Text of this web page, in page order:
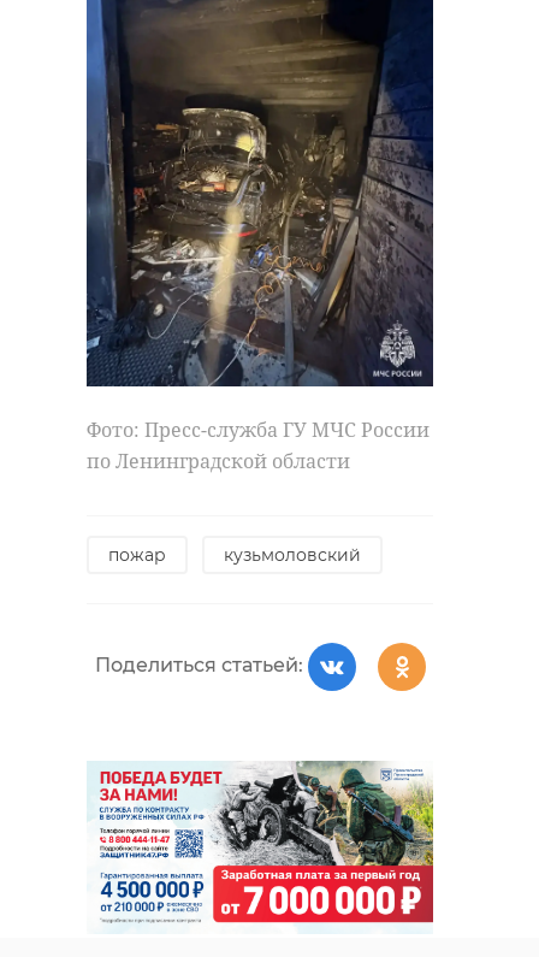
Фото: Пресс-служба ГУ МЧС России
по Ленинградской области
пожар кузьмоловский
Поделиться статьей: